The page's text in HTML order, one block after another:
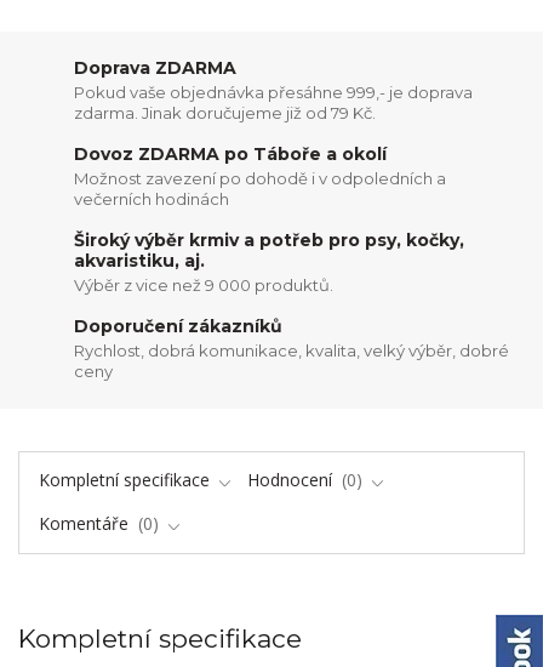
Doprava ZDARMA
Pokud vaše objednávka přesáhne 999,- je doprava
zdarma. Jinak doručujeme již od 79 Kč.
Dovoz ZDARMA po Táboře a okolí
Možnost zavezení po dohodě i v odpoledních a
večerních hodinách
Široký výběr krmiv a potřeb pro psy, kočky,
akvaristiku, aj.
Výběr z vice než 9 000 produktů.
Doporučení zákazníků
Rychlost, dobrá komunikace, kvalita, velký výběr, dobré
ceny
Kompletní specifikace Hodnocení
0
Komentáře
0
Kompletní specifikace